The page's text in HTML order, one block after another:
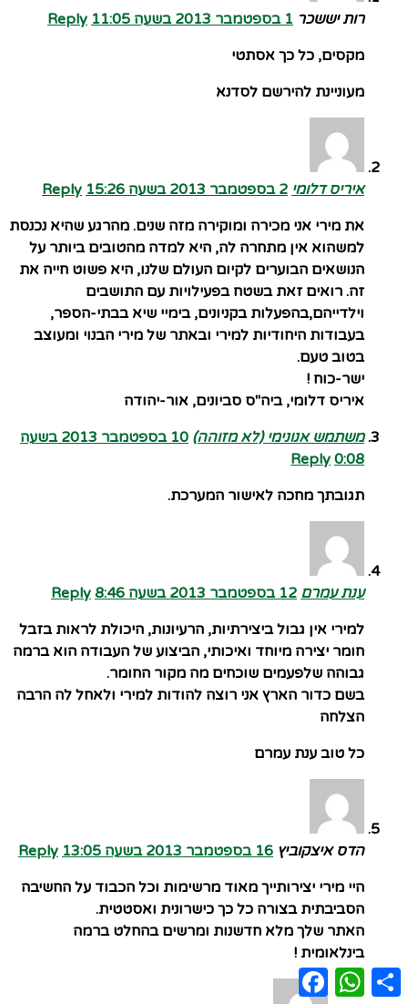
רות יששכר 1 בספטמבר 2013 בשעה 11:05
Reply
מקסים, כל כך אסתטי
מעוניינת להירשם לסדנא
איריס דלומי 2 בספטמבר 2013 בשעה 15:26
Reply
את מירי אני מכירה ומוקירה מזה שנים. מהרגע שהיא נכנסת
למשהוא אין מתחרה לה, היא למדה מהטובים ביותר על
הנושאים הבוערים לקיום העולם שלנו, היא פשוט חייה את
זה. רואים זאת בשטח בפעילויות עם התושבים
וילדייהם,בהפעלות בקניונים, בימיי שיא בבתי-הספר,
בעבודות היחודיות למירי ובאתר של מירי הבנוי ומעוצב
בטוב טעם.
ישר-כוח !
איריס דלומי, ביה"ס סביונים, אור-יהודה
משתמש אנונימי (לא מזוהה)
10 בספטמבר 2013 בשעה
0:08
Reply
תגובתך מחכה לאישור המערכת.
ענת עמרם 12 בספטמבר 2013 בשעה 8:46
Reply
למירי אין גבול ביצירתיות, הרעיונות, היכולת לראות בזבל
חומר יצירה מיוחד ואיכותי, הביצוע של העבודה הוא ברמה
גבוהה שלפעמים שוכחים מה מקור החומר.
בשם כדור הארץ אני רוצה להודות למירי ולאחל לה הרבה
הצלחה
כל טוב ענת עמרם
הדס איצקוביץ 16 בספטמבר 2013 בשעה 13:05
Reply
היי מירי יצירותייך מאוד מרשימות וכל הכבוד על החשיבה
הסביבתית בצורה כל כך כישרונית ואסטטית.
האתר שלך מלא חדשנות ומרשים בהחלט ברמה
בינלאומית !
Facebook
WhatsAppShare